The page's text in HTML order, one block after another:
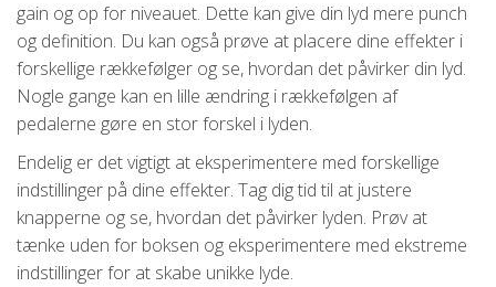
gain og op for niveauet. Dette kan give din lyd mere punch
og definition. Du kan også prøve at placere dine effekter i
forskellige rækkefølger og se, hvordan det påvirker din lyd.
Nogle gange kan en lille ændring i rækkefølgen af
pedalerne gøre en stor forskel i lyden.
Endelig er det vigtigt at eksperimentere med forskellige
indstillinger på dine effekter. Tag dig tid til at justere
knapperne og se, hvordan det påvirker lyden. Prøv at
tænke uden for boksen og eksperimentere med ekstreme
indstillinger for at skabe unikke lyde.